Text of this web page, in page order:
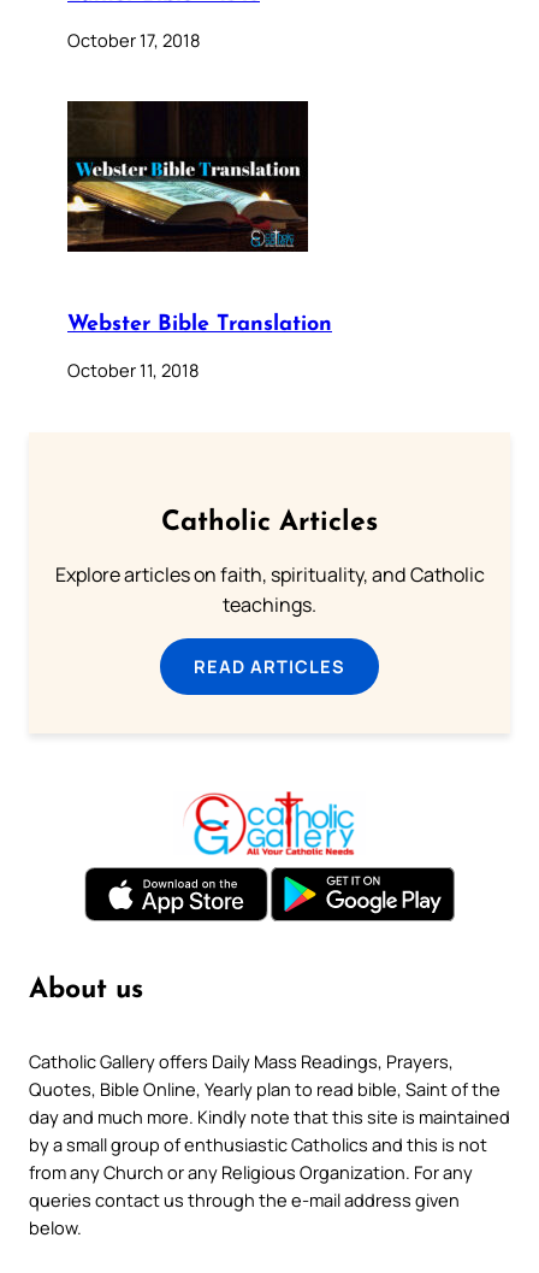
October 17, 2018
Webster Bible Translation
October 11, 2018
Catholic Articles
Explore articles on faith, spirituality, and Catholic
teachings.
READ ARTICLES
About us
Catholic Gallery offers Daily Mass Readings, Prayers,
Quotes, Bible Online, Yearly plan to read bible, Saint of the
day and much more. Kindly note that this site is maintained
by a small group of enthusiastic Catholics and this is not
from any Church or any Religious Organization. For any
queries contact us through the e-mail address given
below.